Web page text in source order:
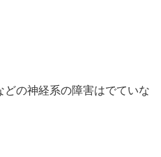
どの神経系の障害はでていな